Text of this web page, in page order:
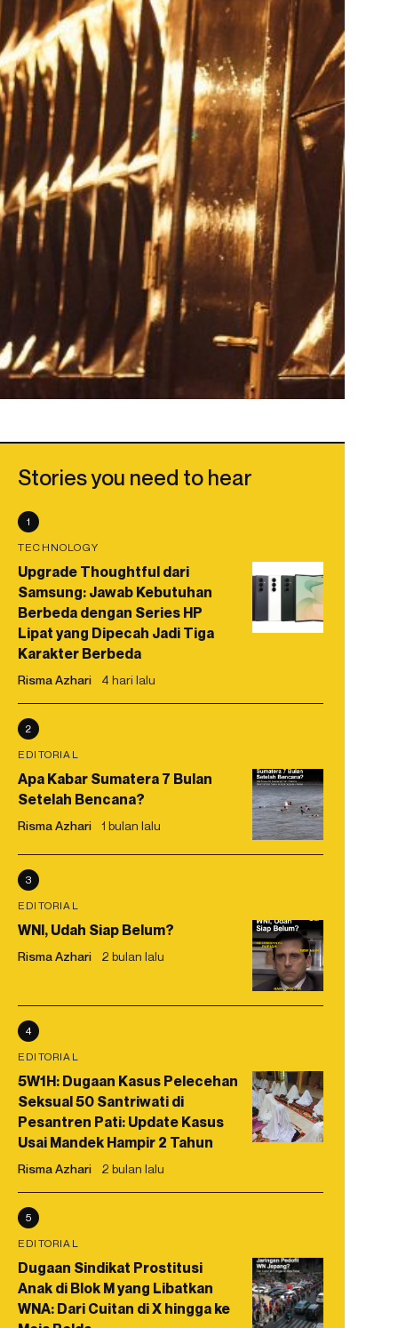
Stories you need to hear
1
TECHNOLOGY
Upgrade Thoughtful dari
Samsung: Jawab Kebutuhan
Berbeda dengan Series HP
Lipat yang Dipecah Jadi Tiga
Karakter Berbeda
Risma Azhari 4 hari lalu
2
EDITORIAL
Apa Kabar Sumatera 7 Bulan
Setelah Bencana?
Risma Azhari 1 bulan lalu
3
EDITORIAL
WNI, Udah Siap Belum?
Risma Azhari 2 bulan lalu
4
EDITORIAL
5W1H: Dugaan Kasus Pelecehan
Seksual 50 Santriwati di
Pesantren Pati: Update Kasus
Usai Mandek Hampir 2 Tahun
Risma Azhari 2 bulan lalu
5
EDITORIAL
Dugaan Sindikat Prostitusi
Anak di Blok M yang Libatkan
WNA: Dari Cuitan di X hingga ke